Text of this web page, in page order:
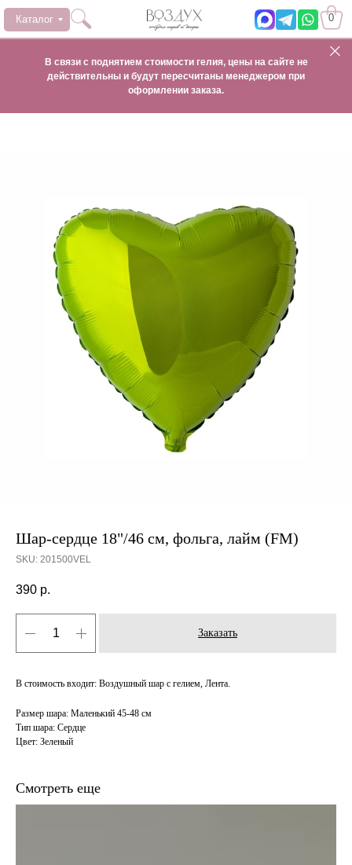
0
Каталог
В связи с поднятием стоимости гелия, цены на сайте не
действительны и будут пересчитаны менеджером при
оформлении заказа.
Шар-сердце 18"/46 см, фольга, лайм (FM)
SKU: 201500VEL
390 р.
Заказать
В стоимость входит: Воздушный шар с гелием, Лента.
Размер шара: Маленький 45-48 см
Тип шара: Сердце
Цвет: Зеленый
Смотреть еще